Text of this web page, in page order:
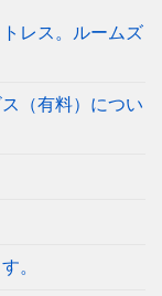
レス。ルームズ
（有料）につい
。